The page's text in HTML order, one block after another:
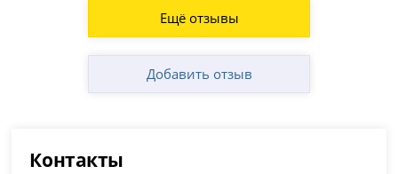
Ещё отзывы
Добавить отзыв
Контакты